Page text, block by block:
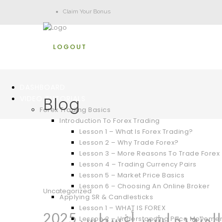
Claim Your Bonus
LOGOUT
VIDEO TUTORIALS
Forex Trading Basics
Introduction To Forex Trading
Lesson 1 – What Is Forex Trading?
Lesson 2 – Why Trade Forex?
Lesson 3 – More Reasons To Trade Forex
Lesson 4 – Trading Currency Pairs
Lesson 5 – Market Price Basics
Lesson 6 – Choosing An Online Broker
Applying SR & Candlesticks
Lesson 1 – WHAT IS FOREX
Lesson 2 – Understanding Price
Blog
Uncategorized
لشهر أغسطس 2025